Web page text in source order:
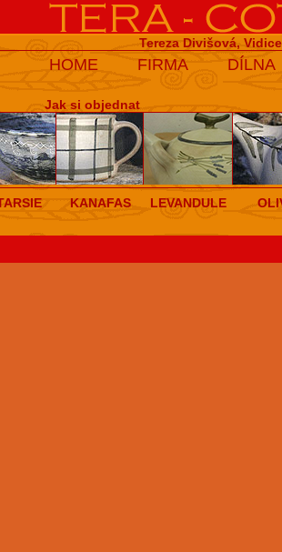
Tereza Divišová,
HOME FIRMA DÍLNA
Jak si objednat
KANAFAS LEVANDULE